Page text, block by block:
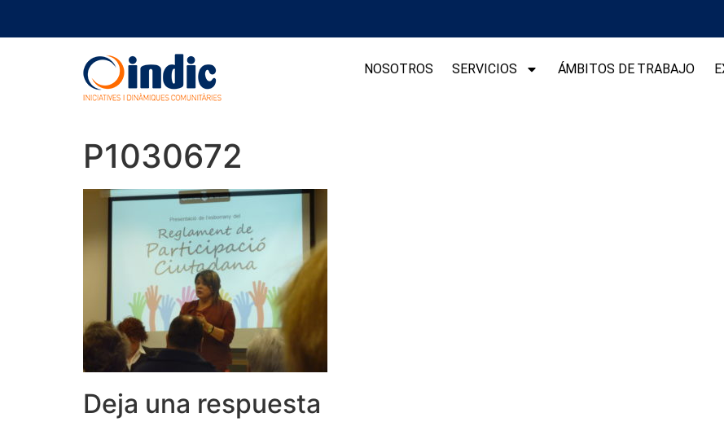
NOSOTROS SERVICIOS ÁMBITOS DE TRABAJO
P1030672
Deja una respuesta